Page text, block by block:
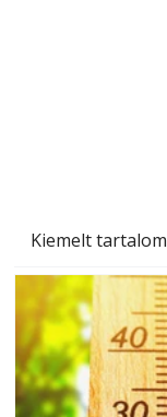
Kiemelt tartalom